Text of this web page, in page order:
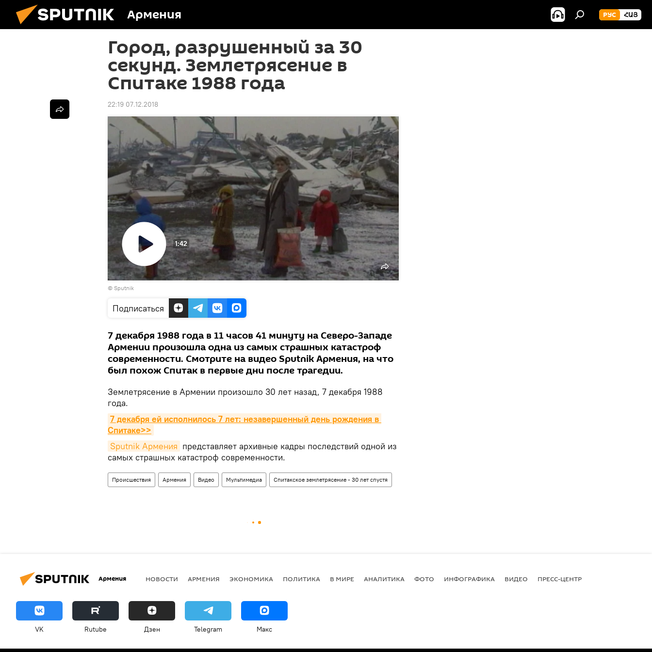
Армения РУС ՀԱՅ
Город, разрушенный за 30
секунд. Землетрясение в
Спитаке 1988 года
22:19 07.12.2018
Воспроизвести
1:42
© Sputnik
Подписаться
7 декабря 1988 года в 11 часов 41 минуту на Северо-Западе
Армении произошла одна из самых страшных катастроф
современности. Смотрите на видео Sputnik Армения, на что
был похож Спитак в первые дни после трагедии.
Землетрясение в Армении произошло 30 лет назад, 7 декабря 1988
года.
7 декабря ей исполнилось 7 лет: незавершенный день рождения в
Спитаке>>
Sputnik Армения представляет архивные кадры последствий одной из
самых страшных катастроф современности.
Происшествия Армения Видео Мультимедиа Спитакское землетрясение - 30 лет спустя
Армения НОВОСТИ АРМЕНИЯ ЭКОНОМИКА ПОЛИТИКА В МИРЕ АНАЛИТИКА ФОТО ИНФОГРАФИКА ВИДЕО ПРЕСС-ЦЕНТР
VK Rutube Дзен Telegram Макс